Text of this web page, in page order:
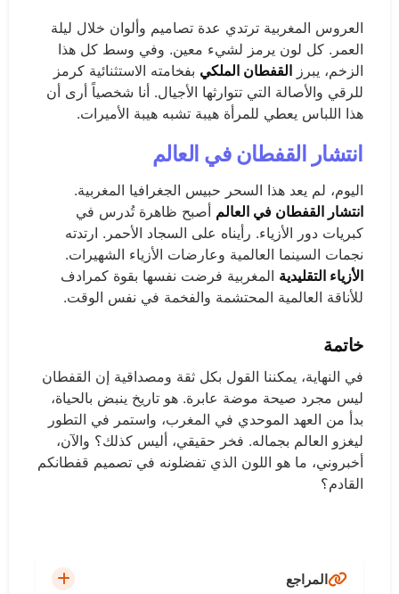
العروس المغربية ترتدي عدة تصاميم وألوان خلال ليلة
العمر. كل لون يرمز لشيء معين. وفي وسط كل هذا
الزخم، يبرز القفطان الملكي بفخامته الاستثنائية كرمز
للرقي والأصالة التي تتوارثها الأجيال. أنا شخصياً أرى أن
هذا اللباس يعطي للمرأة هيبة تشبه هيبة الأميرات.
انتشار القفطان في العالم
اليوم، لم يعد هذا السحر حبيس الجغرافيا المغربية.
انتشار القفطان في العالم أصبح ظاهرة تُدرس في
كبريات دور الأزياء. رأيناه على السجاد الأحمر. ارتدته
نجمات السينما العالمية وعارضات الأزياء الشهيرات.
الأزياء التقليدية المغربية فرضت نفسها بقوة كمرادف
للأناقة العالمية المحتشمة والفخمة في نفس الوقت.
خاتمة
في النهاية، يمكننا القول بكل ثقة ومصداقية إن القفطان
ليس مجرد صيحة موضة عابرة. هو تاريخ ينبض بالحياة،
بدأ من العهد الموحدي في المغرب، واستمر في التطور
ليغزو العالم بجماله. فخر حقيقي، أليس كذلك؟ والآن،
أخبروني، ما هو اللون الذي تفضلونه في تصميم قفطانكم
القادم؟
المراجع